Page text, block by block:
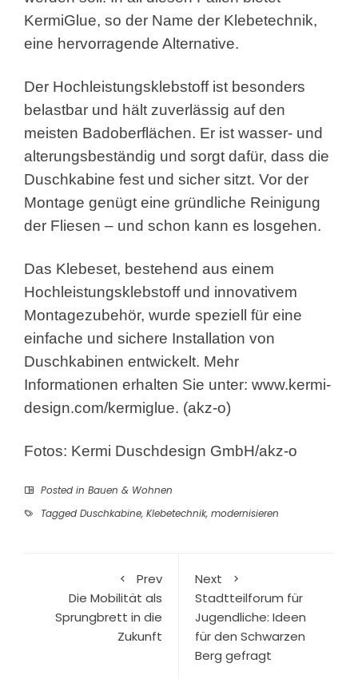
KermiGlue, so der Name der Klebetechnik,
eine hervorragende Alternative.
Der Hochleistungsklebstoff ist besonders
belastbar und hält zuverlässig auf den
meisten Badoberflächen. Er ist wasser- und
alterungsbeständig und sorgt dafür, dass die
Duschkabine fest und sicher sitzt. Vor der
Montage genügt eine gründliche Reinigung
der Fliesen – und schon kann es losgehen.
Das Klebeset, bestehend aus einem
Hochleistungsklebstoff und innovativem
Montagezubehör, wurde speziell für eine
einfache und sichere Installation von
Duschkabinen entwickelt. Mehr
Informationen erhalten Sie unter: www.kermi-
design.com/kermiglue. (akz-o)
Fotos: Kermi Duschdesign GmbH/akz-o
Posted in Bauen & Wohnen
Tagged Duschkabine, Klebetechnik, modernisieren
Prev
Die Mobilität als
Sprungbrett in die
Zukunft
Next
Stadtteilforum für
Jugendliche: Ideen
für den Schwarzen
Berg gefragt